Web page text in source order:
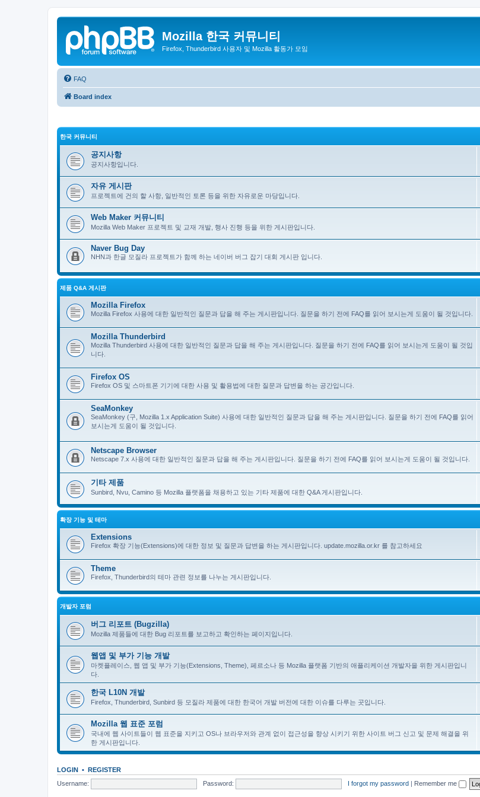
Mozilla 한국 커뮤니티
Firefox, Thunderbird 사용자 및 Mozilla 활동가 모임
FAQ
Board index
한국 커뮤니티
공지사항
공지사항입니다.
자유 게시판
프로젝트에 건의 할 사항, 일반적인 토론 등을 위한 자유로운 마당입니다.
Web Maker 커뮤니티
Mozilla Web Maker 프로젝트 및 교재 개발, 행사 진행 등을 위한 게시판입니다.
Naver Bug Day
NHN과 한글 모질라 프로젝트가 함께 하는 네이버 버그 잡기 대회 게시판 입니다.
제품 Q&A 게시판
Mozilla Firefox
Mozilla Firefox 사용에 대한 일반적인 질문과 답을 해 주는 게시판입니다. 질문을 하기 전에 FAQ를 읽어 보시는게 도움이 될 것입니다.
Mozilla Thunderbird
Mozilla Thunderbird 사용에 대한 일반적인 질문과 답을 해 주는 게시판입니다. 질문을 하기 전에 FAQ를 읽어 보시는게 도움이 될 것입
니다.
Firefox OS
Firefox OS 및 스마트폰 기기에 대한 사용 및 활용법에 대한 질문과 답변을 하는 공간입니다.
SeaMonkey
SeaMonkey (구, Mozilla 1.x Application Suite) 사용에 대한 일반적인 질문과 답을 해 주는 게시판입니다. 질문을 하기 전에 FAQ를 읽어
보시는게 도움이 될 것입니다.
Netscape Browser
Netscape 7.x 사용에 대한 일반적인 질문과 답을 해 주는 게시판입니다. 질문을 하기 전에 FAQ를 읽어 보시는게 도움이 될 것입니다.
기타 제품
Sunbird, Nvu, Camino 등 Mozilla 플랫폼을 채용하고 있는 기타 제품에 대한 Q&A 게시판입니다.
확장 기능 및 테마
Extensions
Firefox 확장 기능(Extensions)에 대한 정보 및 질문과 답변을 하는 게시판입니다. update.mozilla.or.kr 를 참고하세요
Theme
Firefox, Thunderbird의 테마 관련 정보를 나누는 게시판입니다.
개발자 포럼
버그 리포트 (Bugzilla)
Mozilla 제품들에 대한 Bug 리포트를 보고하고 확인하는 페이지입니다.
웹앱 및 부가 기능 개발
마켓플레이스, 웹 앱 및 부가 기능(Extensions, Theme), 페르소나 등 Mozilla 플랫폼 기반의 애플리케이션 개발자을 위한 게시판입니
다.
한국 L10N 개발
Firefox, Thunderbird, Sunbird 등 모질라 제품에 대한 한국어 개발 버전에 대한 이슈를 다루는 곳입니다.
Mozilla 웹 표준 포럼
국내에 웹 사이트들이 웹 표준을 지키고 OS나 브라우저와 관계 없이 접근성을 향상 시키기 위한 사이트 버그 신고 및 문제 해결을 위
한 게시판입니다.
LOGIN • REGISTER
Username:
Password: I forgot my password | Remember me